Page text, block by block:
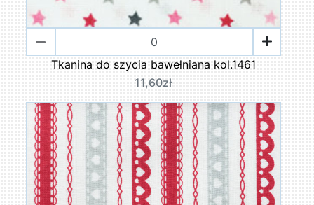
Tkanina do szycia bawełniana kol.1461
11,60zł